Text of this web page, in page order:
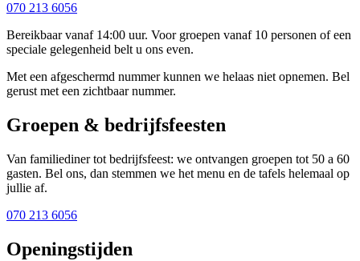
070 213 6056
Bereikbaar vanaf 14:00 uur. Voor groepen vanaf 10 personen of een
speciale gelegenheid belt u ons even.
Met een afgeschermd nummer kunnen we helaas niet opnemen. Bel
gerust met een zichtbaar nummer.
Groepen & bedrijfsfeesten
Van familiediner tot bedrijfsfeest: we ontvangen groepen tot 50 a 60
gasten. Bel ons, dan stemmen we het menu en de tafels helemaal op
jullie af.
070 213 6056
Openingstijden